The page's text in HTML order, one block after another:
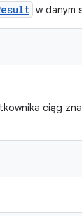
w danym
ciąg